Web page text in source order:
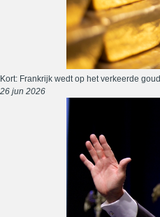
Kort: Frankrijk wedt op het verkeerde goud
26 jun 2026